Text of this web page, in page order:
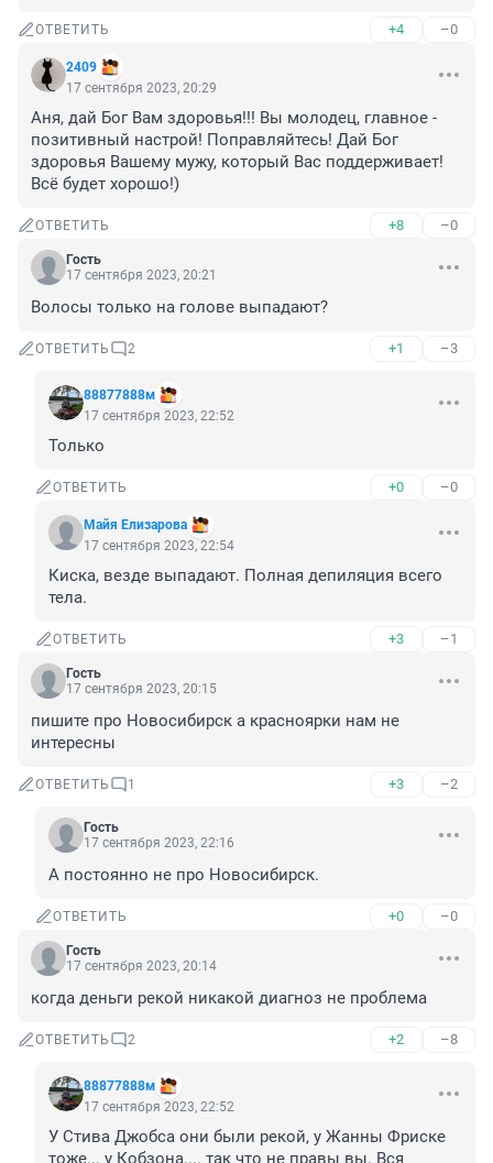
ОТВЕТИТЬ +4 –0
2409
17 сентября 2023, 20:29
Аня, дай Бог Вам здоровья!!! Вы молодец, главное -
позитивный настрой! Поправляйтесь! Дай Бог
здоровья Вашему мужу, который Вас поддерживает!
Всё будет хорошо!)
ОТВЕТИТЬ +8 –0
Гость
17 сентября 2023, 20:21
Волосы только на голове выпадают?
ОТВЕТИТЬ 2 +1 –3
88877888м
17 сентября 2023, 22:52
Только
ОТВЕТИТЬ +0 –0
Майя Елизарова
17 сентября 2023, 22:54
Киска, везде выпадают. Полная депиляция всего
тела.
ОТВЕТИТЬ +3 –1
Гость
17 сентября 2023, 20:15
пишите про Новосибирск а красноярки нам не
интересны
ОТВЕТИТЬ 1 +3 –2
Гость
17 сентября 2023, 22:16
А постоянно не про Новосибирск.
ОТВЕТИТЬ +0 –0
Гость
17 сентября 2023, 20:14
когда деньги рекой никакой диагноз не проблема
ОТВЕТИТЬ 2 +2 –8
88877888м
17 сентября 2023, 22:52
У Стива Джобса они были рекой, у Жанны Фриске
тоже... у Кобзона.... так что не правы вы. Вся